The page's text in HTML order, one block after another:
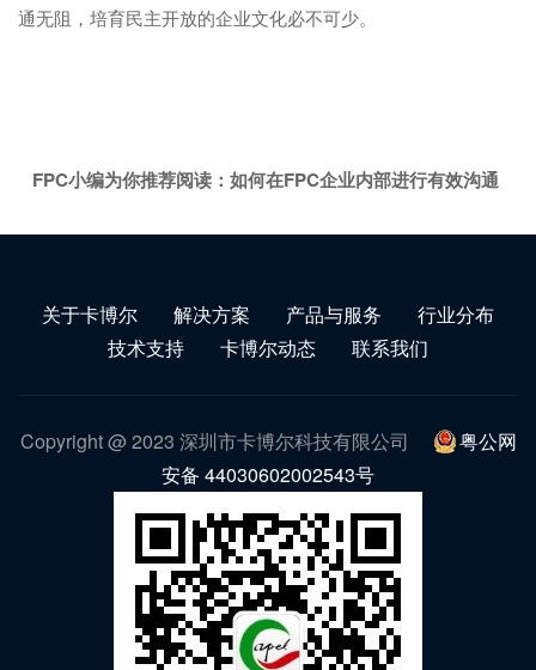
通无阻，培育民主开放的企业文化必不可少。
FPC小编为你推荐阅读： 如何在FPC企业内部进行有效沟通
关于卡博尔 解决方案 产品与服务
行业分布
技术支持
卡博尔动态 联系我们
Copyright @ 2023 深圳市卡博尔科技有限公司
粤公网
安备 44030602002543号